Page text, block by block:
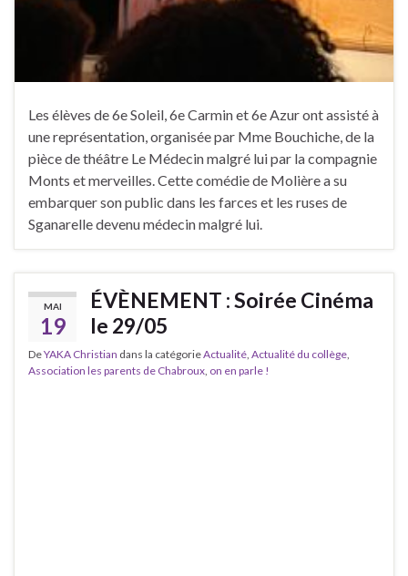
Les élèves de 6e Soleil, 6e Carmin et 6e Azur ont assisté à
une représentation, organisée par Mme Bouchiche, de la
pièce de théâtre Le Médecin malgré lui par la compagnie
Monts et merveilles. Cette comédie de Molière a su
embarquer son public dans les farces et les ruses de
Sganarelle devenu médecin malgré lui.
MAI
19
ÉVÈNEMENT : Soirée Cinéma
le 29/05
DeYAKA Christian dans la catégorieActualité Actualité du collège
Association les parents de Chabroux on en parle !